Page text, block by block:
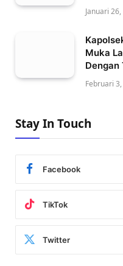
Januari
Muka
Februari
Stay In Touch
Facebook
TikTok
Twitter